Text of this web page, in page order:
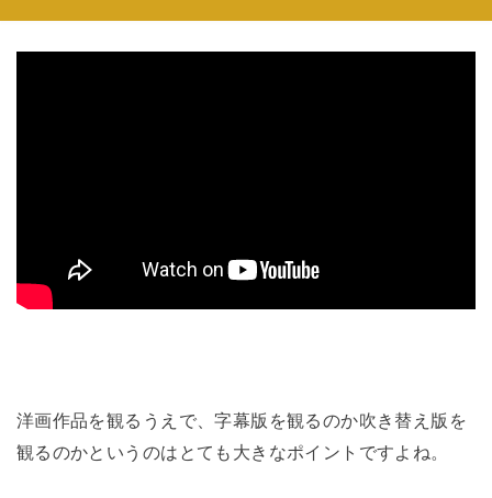
洋画作品を観るうえで、字幕版を観るのか吹き替え版を
観るのかというのはとても大きなポイントですよね。